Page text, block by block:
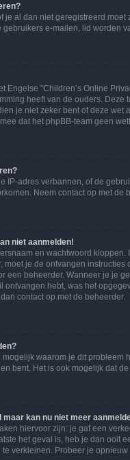
je al dan niet geregistreerd
e-mailen, lid worden
Engelse "Children’s Online
heeft van de ouders.
je niet zeker bent of deze
dat het phpBB-team geen
IP-adres verbannen, of de
Neem contact op met de
niet aanmelden!
en wachtwoord
moet je de ontvangen
een beheerder. Wanneer je je
ontvangen hebt, was het
contact op met de beheerder.
waarom je dit probleem
bent. Het is ook mogelijk dat
kan nu niet meer
hiervoor zijn: je gaf een
het geval is, heb je dan ooit
verkleinen. Probeer je